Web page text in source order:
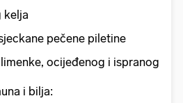
kelja
pečene piletine
ocijeđenog i ispranog
i bilja: